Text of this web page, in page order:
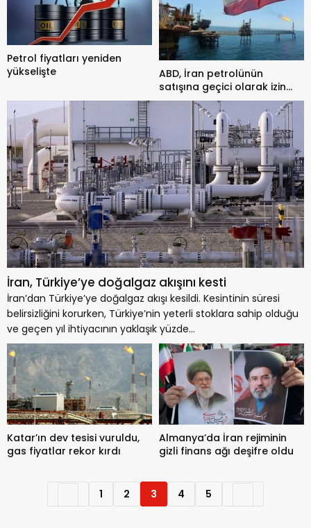
Petrol fiyatları yeniden
yükselişte
İran, Türkiye’ye doğalgaz akışını kesti
İran’dan Türkiye’ye doğalgaz akışı kesildi. Kesintinin süresi
belirsizliğini korurken, Türkiye’nin yeterli stoklara sahip olduğu
ve geçen yıl ihtiyacının yaklaşık yüzde...
ABD, İran petrolünün
satışına geçici olarak izin
verdi
Katar’ın dev tesisi vuruldu,
gas fiyatlar rekor kırdı
Almanya’da İran rejiminin
gizli finans ağı deşifre oldu
1 2 3 4 5